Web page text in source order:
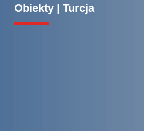
Obiekty | Turcja